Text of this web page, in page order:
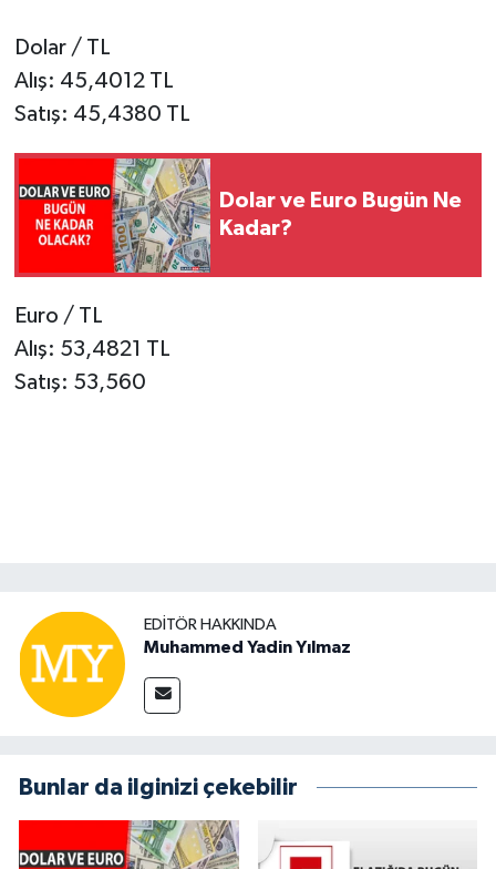
Dolar / TL
Alış: 45,4012 TL
Satış: 45,4380 TL
Dolar ve Euro Bugün Ne
Kadar?
Euro / TL
Alış: 53,4821 TL
Satış: 53,560
EDITÖR HAKKINDA
Muhammed Yadin Yılmaz
Bunlar da ilginizi çekebilir
SİYASET
TEKNOLOJİ
YAŞAM